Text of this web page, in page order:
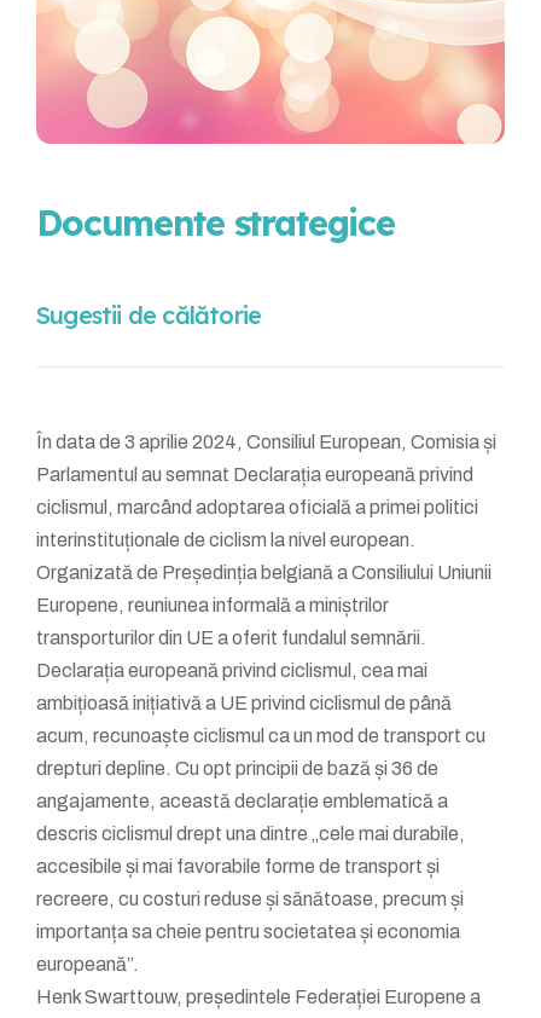
Documente strategice
Sugestii de călătorie
În data de 3 aprilie 2024, Consiliul European, Comisia și
Parlamentul au semnat Declarația europeană privind
ciclismul, marcând adoptarea oficială a primei politici
interinstituționale de ciclism la nivel european.
Organizată de Președinția belgiană a Consiliului Uniunii
Europene, reuniunea informală a miniștrilor
transporturilor din UE a oferit fundalul semnării.
Declarația europeană privind ciclismul, cea mai
ambițioasă inițiativă a UE privind ciclismul de până
acum, recunoaște ciclismul ca un mod de transport cu
drepturi depline. Cu opt principii de bază și 36 de
angajamente, această declarație emblematică a
descris ciclismul drept una dintre „cele mai durabile,
accesibile și mai favorabile forme de transport și
recreere, cu costuri reduse și sănătoase, precum și
importanța sa cheie pentru societatea și economia
europeană”.
Henk Swarttouw, președintele Federației Europene a